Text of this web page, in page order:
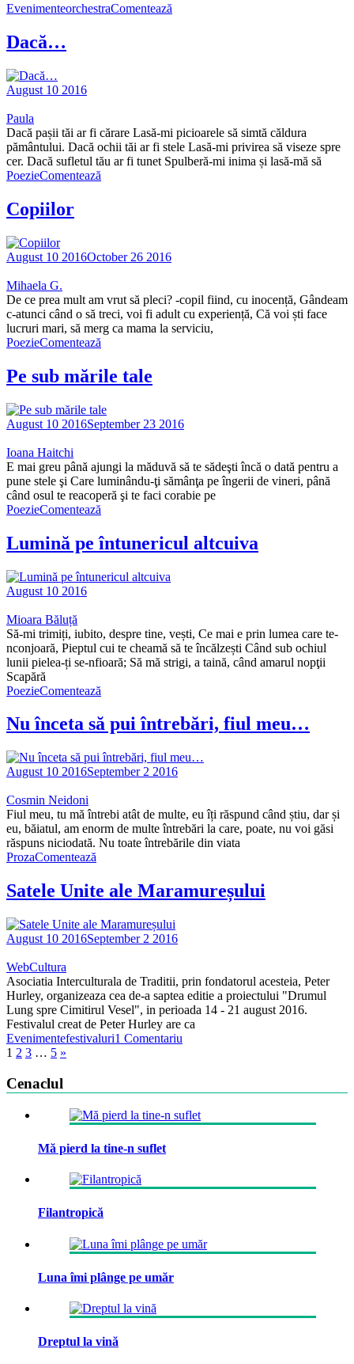
EvenimenteorchestraComentează
Dacă…
August 10 2016
Paula
Dacă pașii tăi ar fi cărare Lasă-mi picioarele să simtă căldura
pământului. Dacă ochii tăi ar fi stele Lasă-mi privirea să viseze spre
cer. Dacă sufletul tău ar fi tunet Spulberă-mi inima și lasă-mă să
PoezieComentează
Copiilor
August 10 2016October 26 2016
Mihaela G.
De ce prea mult am vrut să pleci? -copil fiind, cu inocență, Gândeam
c-atunci când o să treci, voi fi adult cu experiență, Că voi ști face
lucruri mari, să merg ca mama la serviciu,
PoezieComentează
Pe sub mările tale
August 10 2016September 23 2016
Ioana Haitchi
E mai greu până ajungi la măduvă să te sădeşti încă o dată pentru a
pune stele şi Care luminându-ţi sămânţa pe îngerii de vineri, până
când osul te reacoperă şi te faci corabie pe
PoezieComentează
Lumină pe întunericul altcuiva
August 10 2016
Mioara Băluță
Să-mi trimiți, iubito, despre tine, vești, Ce mai e prin lumea care te-
nconjoară, Pieptul cui te cheamă să te încălzești Când sub ochiul
lunii pielea-ți se-nfioară; Să mă strigi, a taină, când amarul nopţii
Scapără
PoezieComentează
Nu înceta să pui întrebări, fiul meu…
August 10 2016September 2 2016
Cosmin Neidoni
Fiul meu, tu mă întrebi atât de multe, eu îți răspund când știu, dar și
eu, băiatul, am enorm de multe întrebări la care, poate, nu voi găsi
răspuns niciodată. Nu toate întrebările din viata
ProzaComentează
Satele Unite ale Maramureșului
August 10 2016September 2 2016
WebCultura
Asociatia Interculturala de Traditii, prin fondatorul acesteia, Peter
Hurley, organizeaza cea de-a saptea editie a proiectului "Drumul
Lung spre Cimitirul Vesel", in perioada 14 - 21 august 2016.
Festivalul creat de Peter Hurley are ca
Evenimentefestivaluri1 Comentariu
1 2 3 … 5 »
Cenaclul
Mă pierd la tine-n suflet
Filantropică
Luna îmi plânge pe umăr
Dreptul la vină